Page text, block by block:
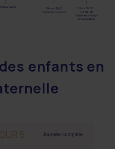
enfants en